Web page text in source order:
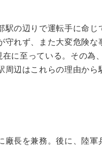
の辺りで運転手に命じ
守れず、また大変危険な
に至っている。その為、
周辺はこれらの理由から
廠長を兼務。後に、陸軍